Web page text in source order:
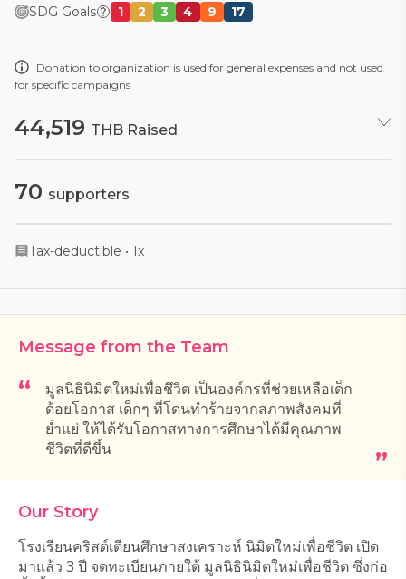
SDG Goals 1 2 3 4 9 17
Donation to organization is used for general expenses and not used
for specific campaigns
44,519 THB Raised
70 supporters
Tax-deductible • 1x
Message from the Team
มูลนิธินิมิตใหม่เพื่อชึวิต เป็นองค์กรที่ช่วยเหลือเด็ก
ด้อยโอกาส เด็กๆ ที่โดนทำร้ายจากสภาพสังคมที่
ย่ำแย่ ให้ได้รับโอกาสทางการศึกษาได้มีคุณภาพ
ชีวิตที่ดีขึ้น
Our Story
โรงเรียนคริสต์เตียนศึกษาสงเคราะห์ นิมิตใหม่เพื่อชีวิต เปิด
มาแล้ว 3 ปี จดทะเบียนภายใต้ มูลนิธินิมิตใหม่เพื่อชีวิต ซึ่งก่อ